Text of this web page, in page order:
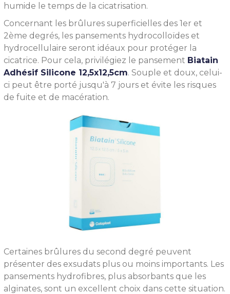
humide le temps de la cicatrisation.
Concernant les brûlures superficielles des 1er et
2ème degrés, les pansements hydrocolloïdes et
hydrocellulaire seront idéaux pour protéger la
cicatrice. Pour cela, privilégiez le pansement Biatain
Adhésif Silicone 12,5x12,5cm. Souple et doux, celui-
ci peut être porté jusqu'à 7 jours et évite les risques
de fuite et de macération.
Certaines brûlures du second degré peuvent
présenter des exsudats plus ou moins importants. Les
pansements hydrofibres, plus absorbants que les
alginates, sont un excellent choix dans cette situation.